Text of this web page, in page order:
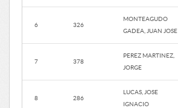
6 326
MONTEAGUDO
GADEA, JUAN JOSE
7 378
PEREZ MARTINEZ,
JORGE
8 286
LUCAS, JOSE
IGNACIO